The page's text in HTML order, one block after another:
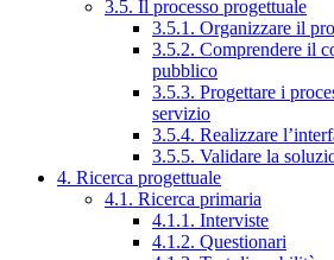
3.5. Il processo progettuale
3.5.1. Organizzare il
3.5.2. Comprendere il
pubblico
3.5.3. Progettare i
servizio
3.5.4. Realizzare
3.5.5. Validare la
4. Ricerca progettuale
4.1. Ricerca primaria
4.1.1. Interviste
4.1.2. Questionari